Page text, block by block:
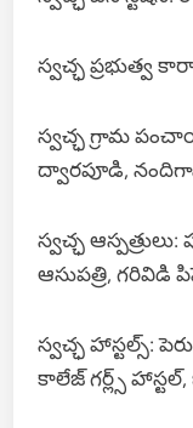
స్వచ్ఛ ప్రభుత్వ
స్వచ్ఛ గ్రామ
ద్వారపూడి,
స్వచ్ఛ
ఆసుపత్రి, గరివిడి
స్వచ్ఛ హాస్టల్స్:
కాలేజ్ గర్ల్స్